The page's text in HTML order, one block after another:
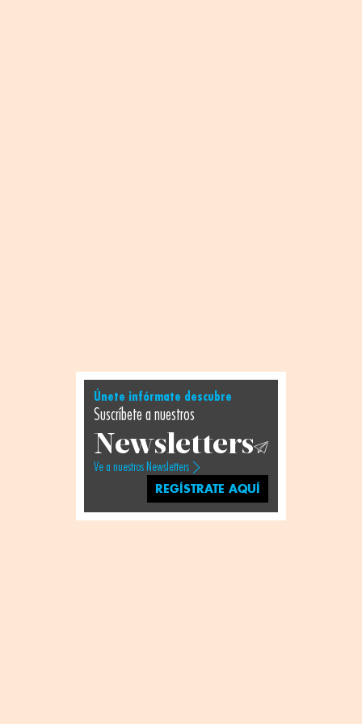
Únete infórmate descubre
Suscríbete a nuestros
Newsletters
Ve a nuestros Newsletters
REGÍSTRATE AQUÍ